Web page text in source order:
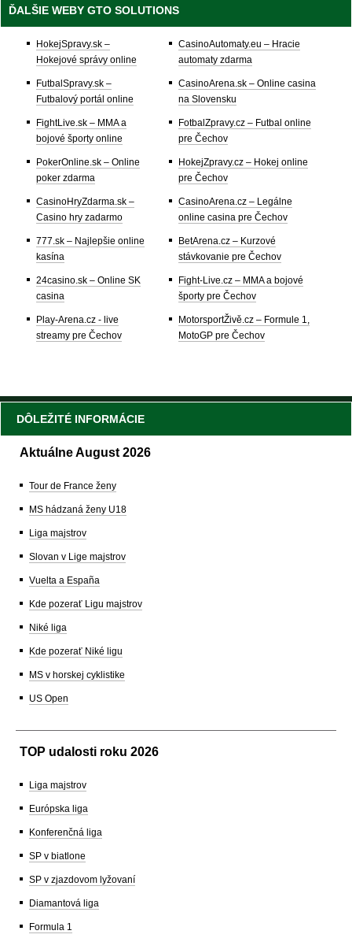
ĎALŠIE WEBY GTO SOLUTIONS
HokejSpravy.sk –
Hokejové správy online
FutbalSpravy.sk –
Futbalový portál online
FightLive.sk – MMA a
bojové športy online
PokerOnline.sk – Online
poker zdarma
CasinoHryZdarma.sk –
Casino hry zadarmo
777.sk – Najlepšie online
kasína
24casino.sk – Online SK
casina
Play-Arena.cz - live
streamy pre Čechov
CasinoAutomaty.eu – Hracie
automaty zdarma
CasinoArena.sk – Online casina
na Slovensku
FotbalZpravy.cz – Futbal online
pre Čechov
HokejZpravy.cz – Hokej online
pre Čechov
CasinoArena.cz – Legálne
online casina pre Čechov
BetArena.cz – Kurzové
stávkovanie pre Čechov
Fight-Live.cz – MMA a bojové
športy pre Čechov
MotorsportŽivě.cz – Formule 1,
MotoGP pre Čechov
DÔLEŽITÉ INFORMÁCIE
Aktuálne August 2026
Tour de France ženy
MS hádzaná ženy U18
Liga majstrov
Slovan v Lige majstrov
Vuelta a España
Kde pozerať Ligu majstrov
Niké liga
Kde pozerať Niké ligu
MS v horskej cyklistike
US Open
TOP udalosti roku 2026
Liga majstrov
Európska liga
Konferenčná liga
SP v biatlone
SP v zjazdovom lyžovaní
Diamantová liga
Formula 1